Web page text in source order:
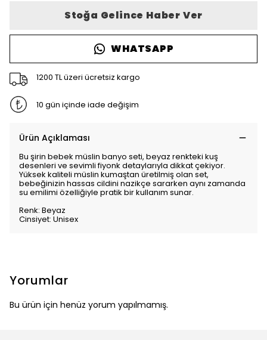
Stoğa Gelince Haber Ver
WHATSAPP
1200 TL üzeri ücretsiz kargo
10 gün içinde iade değişim
Ürün Açıklaması
Bu şirin bebek müslin banyo seti, beyaz renkteki kuş
desenleri ve sevimli fiyonk detaylarıyla dikkat çekiyor.
Yüksek kaliteli müslin kumaştan üretilmiş olan set,
bebeğinizin hassas cildini nazikçe sararken aynı zamanda
su emilimi özelliğiyle pratik bir kullanım sunar.
Renk: Beyaz
Cinsiyet: Unisex
Yorumlar
Bu ürün için henüz yorum yapılmamış.